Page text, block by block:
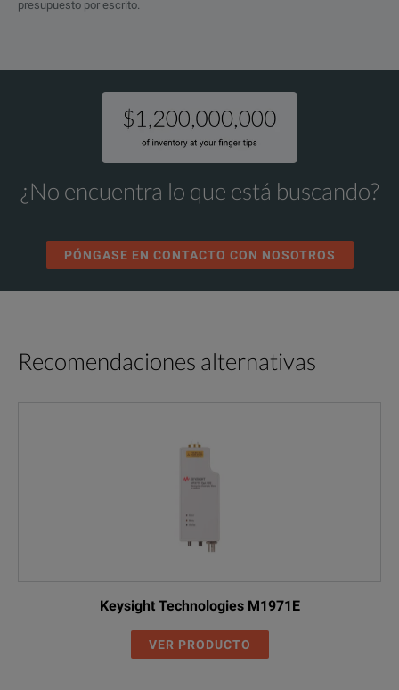
presupuesto por escrito.
¿No encuentra lo que está buscando?
PÓNGASE EN CONTACTO CON NOSOTROS
Recomendaciones alternativas
Keysight Technologies M1971E
VER PRODUCTO